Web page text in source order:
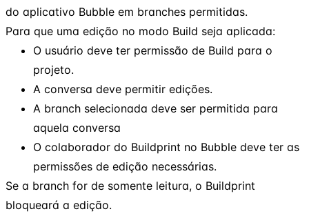
do aplicativo Bubble em branches permitidas.
Para que uma edição no modo Build seja aplicada:
O usuário deve ter permissão de Build para o
projeto.
A conversa deve permitir edições.
A branch selecionada deve ser permitida para
aquela conversa
O colaborador do Buildprint no Bubble deve ter as
permissões de edição necessárias.
Se a branch for de somente leitura, o Buildprint
bloqueará a edição.